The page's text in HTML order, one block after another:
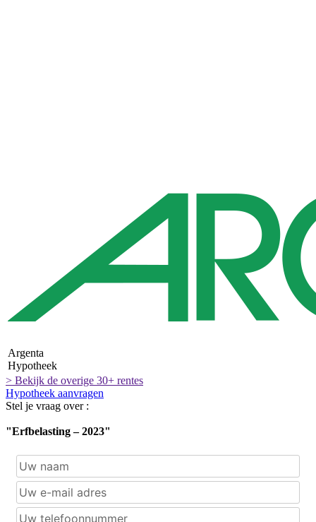
Argenta
Hypotheek
> Bekijk de overige 30+ rentes
Hypotheek aanvragen
Stel je vraag over :
"Erfbelasting – 2023"